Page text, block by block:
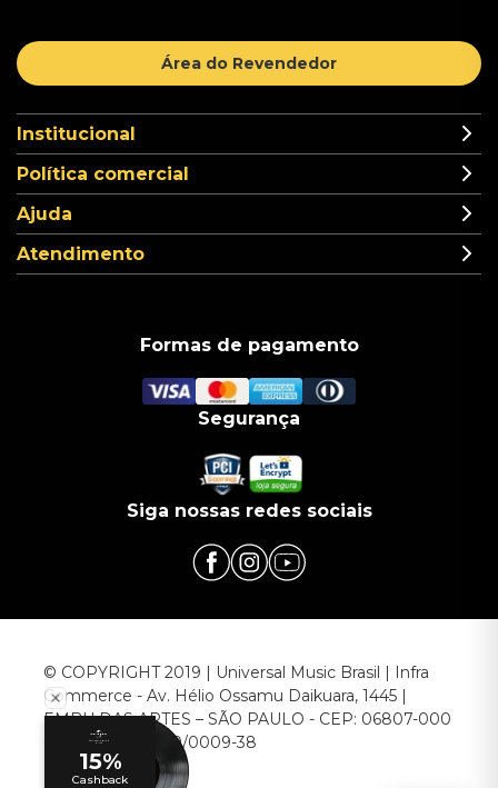
Área do Revendedor
Institucional
Política comercial
Ajuda
Atendimento
Formas de pagamento
Segurança
Siga nossas redes sociais
© COPYRIGHT 2019 | Universal Music Brasil | Infra
Commerce - Av. Hélio Ossamu Daikuara, 1445 |
EMBU DAS ARTES – SÃO PAULO - CEP: 06807-000
CNPJ: 00.952.789/0009-38